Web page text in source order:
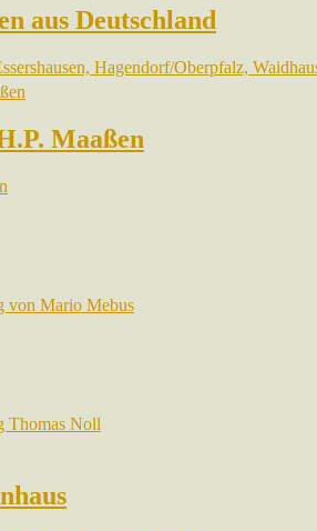
aus Deutschland
Hagendorf/Oberpfalz,
Maaßen
von Mario Mebus
Thomas Noll